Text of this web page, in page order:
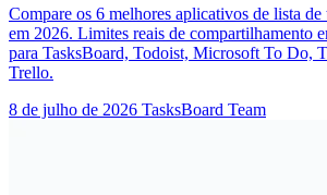
Compare os 6 melhores aplicativos de lista de
em 2026. Limites reais de compartilhamento
para TasksBoard, Todoist, Microsoft To Do,
Trello.
8 de julho de 2026 TasksBoard Team